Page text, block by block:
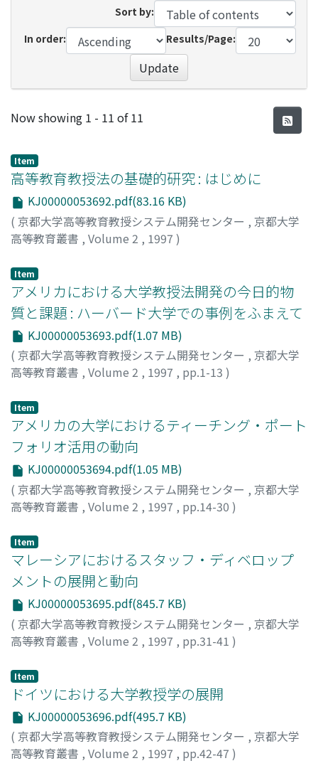
Sort by:
In order:
Results/Page:
Update
Recent Submissions
Now showing 1 - 11 of 11
Item
高等教育教授法の基礎的研究 : はじめに
KJ00000053692.pdf(83.16 KB)
( 京都大学高等教育教授システム開発センター , 京都大学
高等教育叢書 , Volume 2 , 1997 )
Item
アメリカにおける大学教授法開発の今日的物
質と課題 : ハーバード大学での事例をふまえて
KJ00000053693.pdf(1.07 MB)
( 京都大学高等教育教授システム開発センター , 京都大学
高等教育叢書 , Volume 2 , 1997 , pp.1-13 )
Item
アメリカの大学におけるティーチング・ポート
フォリオ活用の動向
KJ00000053694.pdf(1.05 MB)
( 京都大学高等教育教授システム開発センター , 京都大学
高等教育叢書 , Volume 2 , 1997 , pp.14-30 )
Item
マレーシアにおけるスタッフ・ディベロップ
メントの展開と動向
KJ00000053695.pdf(845.7 KB)
( 京都大学高等教育教授システム開発センター , 京都大学
高等教育叢書 , Volume 2 , 1997 , pp.31-41 )
Item
ドイツにおける大学教授学の展開
KJ00000053696.pdf(495.7 KB)
( 京都大学高等教育教授システム開発センター , 京都大学
高等教育叢書 , Volume 2 , 1997 , pp.42-47 )